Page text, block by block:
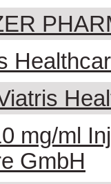
mg/ml
GmbH